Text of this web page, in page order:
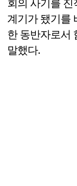
회의 사기를
계기가 됐기를
한 동반자로서
말했다.